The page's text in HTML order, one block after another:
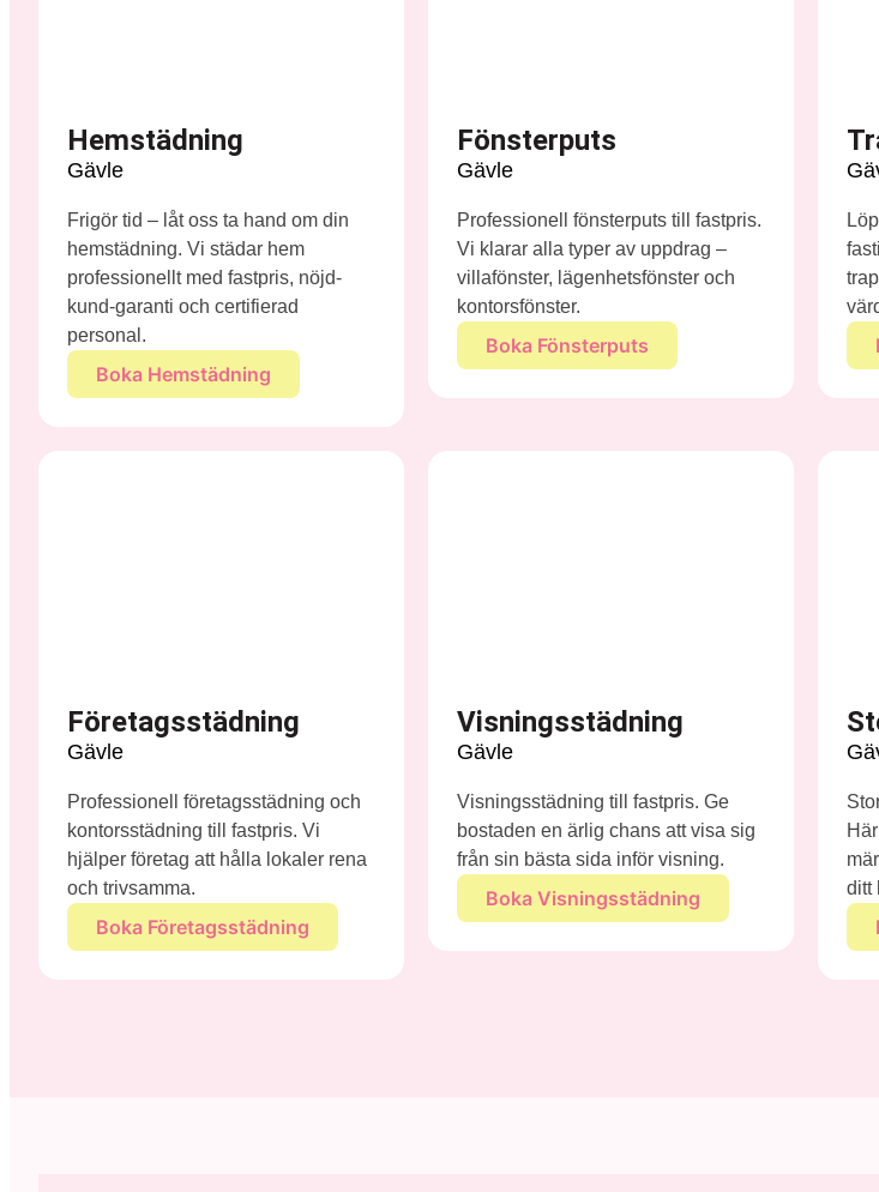
Hemstädning
Gävle
Frigör tid – låt oss ta hand om din
hemstädning. Vi städar hem
professionellt med fastpris, nöjd-
kund-garanti och certifierad
personal.
Boka Hemstädning
Fönsterputs
Gävle
Professionell fönsterputs till fastpris.
Vi klarar alla typer av uppdrag –
villafönster, lägenhetsfönster och
kontorsfönster.
Boka Fönsterputs
Företagsstädning
Gävle
Professionell företagsstädning och
kontorsstädning till fastpris. Vi
hjälper företag att hålla lokaler rena
och trivsamma.
Boka Företagsstädning
Visningsstädning
Gävle
Visningsstädning till fastpris. Ge
bostaden en ärlig chans att visa sig
från sin bästa sida inför visning.
Boka Visningsstädning
ditt